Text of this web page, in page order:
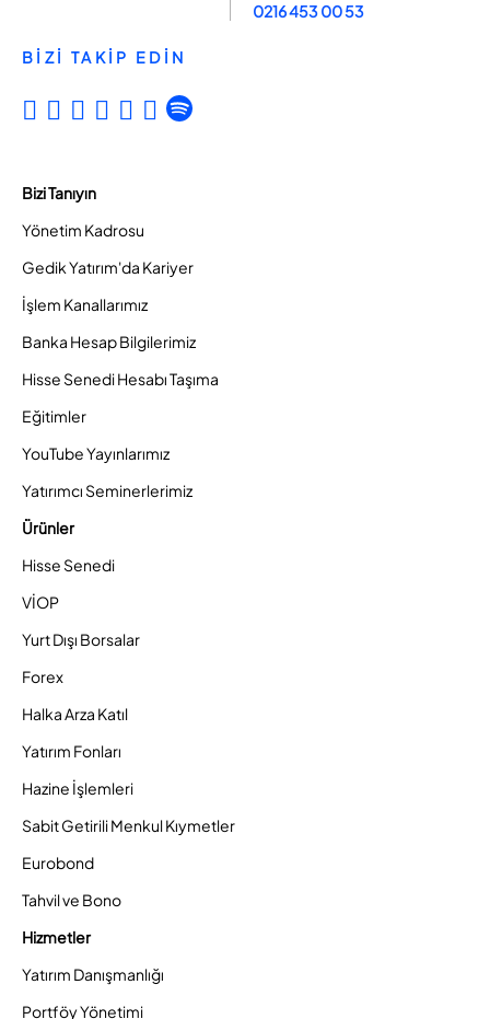
0216 453 00 53
BİZİ TAKİP EDİN
Bizi Tanıyın
Yönetim Kadrosu
Gedik Yatırım'da Kariyer
İşlem Kanallarımız
Banka Hesap Bilgilerimiz
Hisse Senedi Hesabı Taşıma
Eğitimler
YouTube Yayınlarımız
Yatırımcı Seminerlerimiz
Ürünler
Hisse Senedi
VİOP
Yurt Dışı Borsalar
Forex
Halka Arza Katıl
Yatırım Fonları
Hazine İşlemleri
Sabit Getirili Menkul Kıymetler
Eurobond
Tahvil ve Bono
Hizmetler
Yatırım Danışmanlığı
Portföy Yönetimi